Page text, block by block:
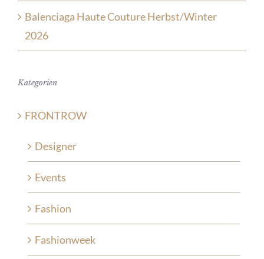
Balenciaga Haute Couture Herbst/Winter
2026
Kategorien
FRONTROW
Designer
Events
Fashion
Fashionweek